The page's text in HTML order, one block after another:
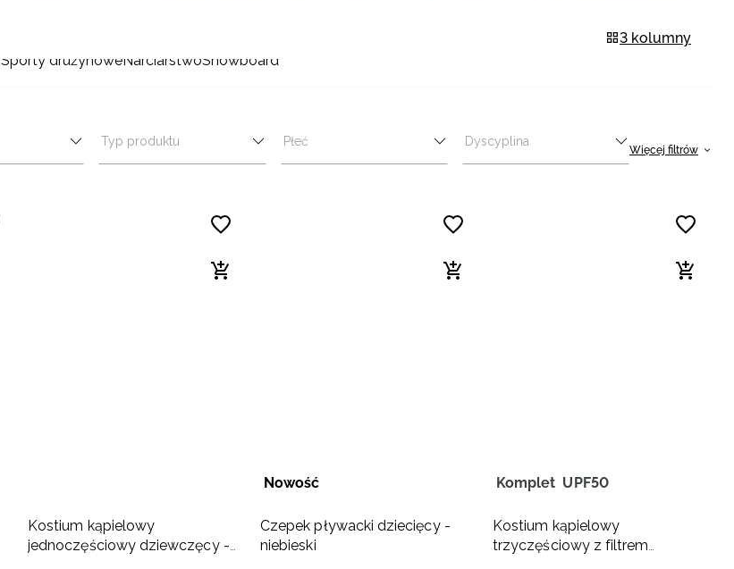
3 kolumny
Sporty drużynoweNarciarstwoSnowboard
Typ produktu Płeć Dyscyplina
Więcej filtrów
Kostium kąpielowy
jednoczęściowy dziewczęcy -
Nowość
Czepek pływacki dziecięcy -
niebieski
Komplet UPF50
Kostium kąpielowy
trzyczęściowy z filtrem